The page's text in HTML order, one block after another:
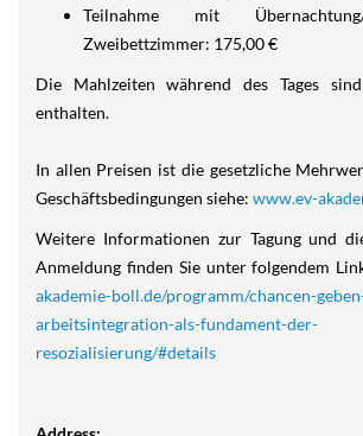
Teilnahme mit
Zweibettzimmer: 175,00 €
Die Mahlzeiten während des Tages
enthalten.
In allen Preisen ist die gesetzliche
Geschäftsbedingungen siehe: www.ev-
Weitere Informationen zur Tagung und
Anmeldung finden Sie unter folgendem
akademie-boll.de/programm/chancen-
arbeitsintegration-als-fundament-der-
resozialisierung/#details